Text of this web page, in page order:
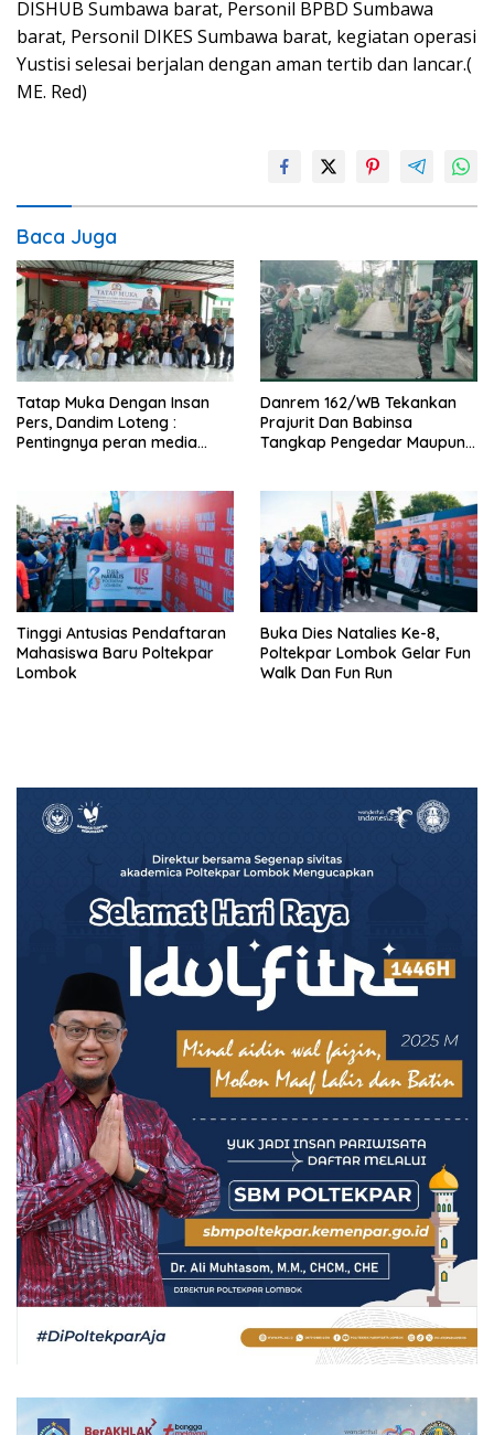
DISHUB Sumbawa barat, Personil BPBD Sumbawa
barat, Personil DIKES Sumbawa barat, kegiatan operasi
Yustisi selesai berjalan dengan aman tertib dan lancar.(
ME. Red)
Baca Juga
Tatap Muka Dengan Insan
Pers, Dandim Loteng :
Pentingnya peran media
obyektif
Danrem 162/WB Tekankan
Prajurit Dan Babinsa
Tangkap Pengedar Maupun
Tinggi Antusias Pendaftaran
Mahasiswa Baru Poltekpar
Lombok
Buka Dies Natalies Ke-8,
Poltekpar Lombok Gelar Fun
Walk Dan Fun Run